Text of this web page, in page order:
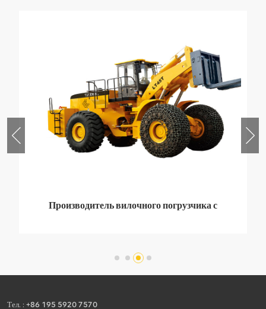
Производитель вилочного погрузчика с
Тел. : +86 195 5920 7570